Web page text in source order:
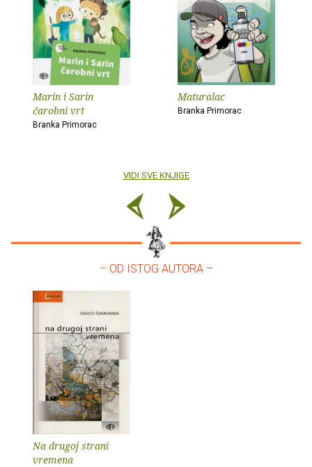
Marin i Sarin
čarobni vrt
Branka Primorac
Maturalac
Branka Primorac
VIDI SVE KNJIGE
– OD ISTOG AUTORA –
Na drugoj strani
vremena